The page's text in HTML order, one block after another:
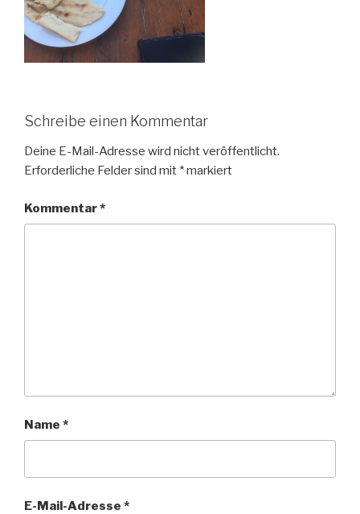
Schreibe einen Kommentar
Deine E-Mail-Adresse wird nicht veröffentlicht.
Erforderliche Felder sind mit *markiert
Kommentar*
Name *
E-Mail-Adresse *